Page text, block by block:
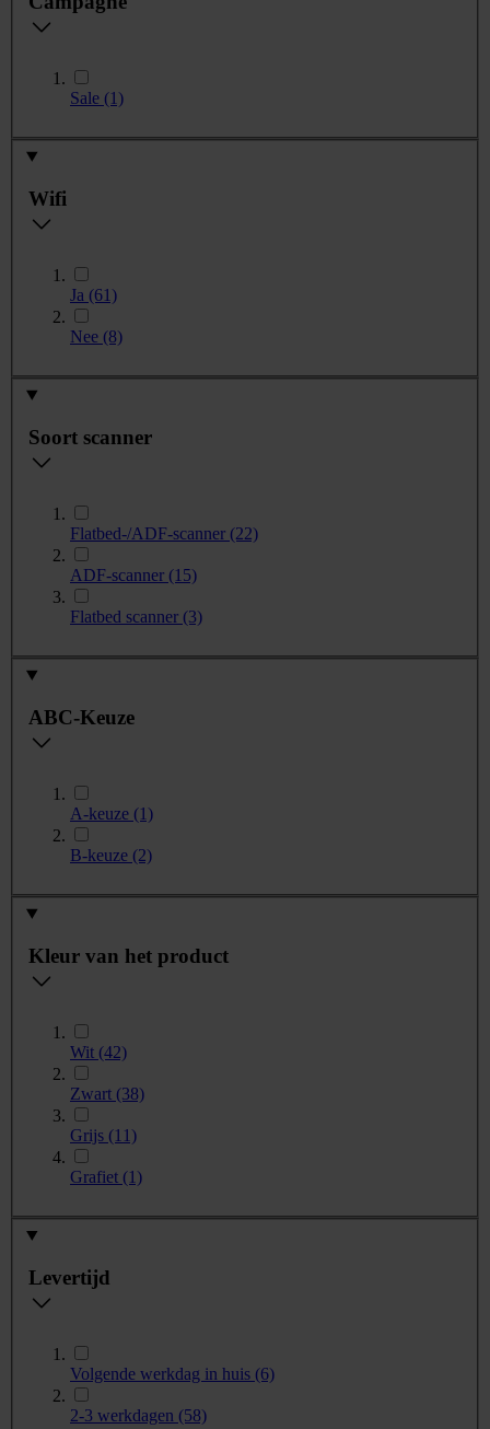
Sale (1)
Wifi
Ja (61)
Nee (8)
Soort scanner
Flatbed-/ADF-scanner (22)
ADF-scanner (15)
Flatbed scanner (3)
ABC-Keuze
A-keuze (1)
B-keuze (2)
Kleur van het product
Wit (42)
Zwart (38)
Grijs (11)
Grafiet (1)
Levertijd
Volgende werkdag in huis (6)
2-3 werkdagen (58)